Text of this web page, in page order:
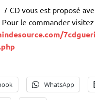
7 CD vous est proposé
Pour le commander
WhatsApp